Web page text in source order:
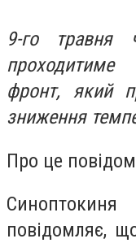
9-го травня
фронт, який
зниження
Про це
повідомляє,